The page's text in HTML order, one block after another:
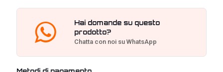
Hai domande su questo
prodotto?
Chatta con noi su WhatsApp